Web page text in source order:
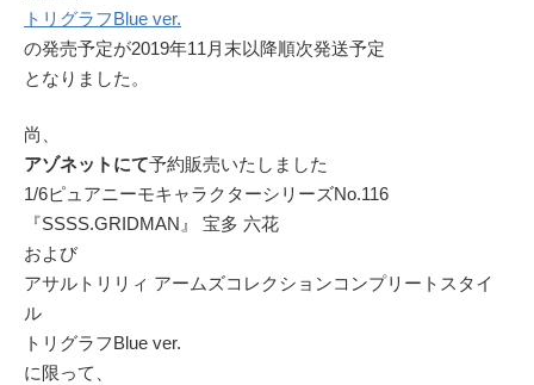
トリグラフBlue ver.
の発売予定が2019年11月末以降順次発送予定
となりました。
尚、
アゾネットにて予約販売いたしました
1/6ピュアニーモキャラクターシリーズNo.116
『SSSS.GRIDMAN』 宝多 六花
および
アサルトリリィ アームズコレクションコンプリートスタイ
ル
トリグラフBlue ver.
に限って、